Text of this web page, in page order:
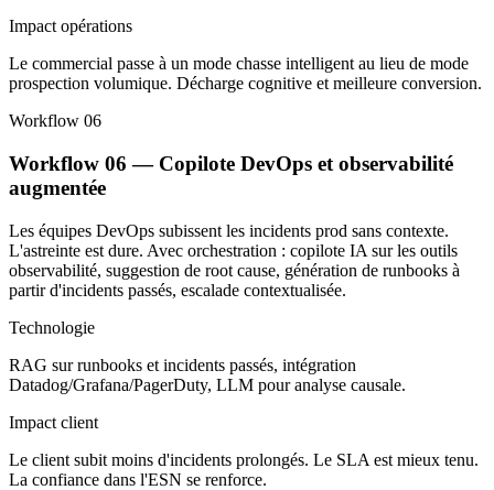
Impact opérations
Le commercial passe à un mode chasse intelligent au lieu de mode
prospection volumique. Décharge cognitive et meilleure conversion.
Workflow 06
Workflow 06 — Copilote DevOps et observabilité
augmentée
Les équipes DevOps subissent les incidents prod sans contexte.
L'astreinte est dure. Avec orchestration : copilote IA sur les outils
observabilité, suggestion de root cause, génération de runbooks à
partir d'incidents passés, escalade contextualisée.
Technologie
RAG sur runbooks et incidents passés, intégration
Datadog/Grafana/PagerDuty, LLM pour analyse causale.
Impact client
Le client subit moins d'incidents prolongés. Le SLA est mieux tenu.
La confiance dans l'ESN se renforce.